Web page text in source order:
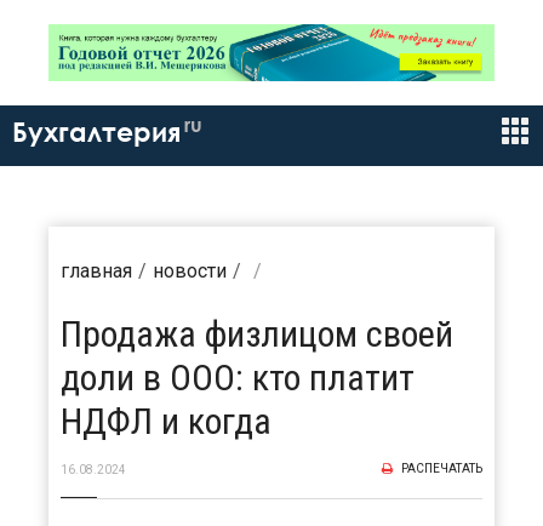
Бухгалтерия ru
главная новости
Продажа физлицом своей
доли в ООО: кто платит
НДФЛ и когда
16.08.2024 РАСПЕЧАТАТЬ